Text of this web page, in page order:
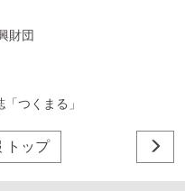
財団
つくまる」
トップ